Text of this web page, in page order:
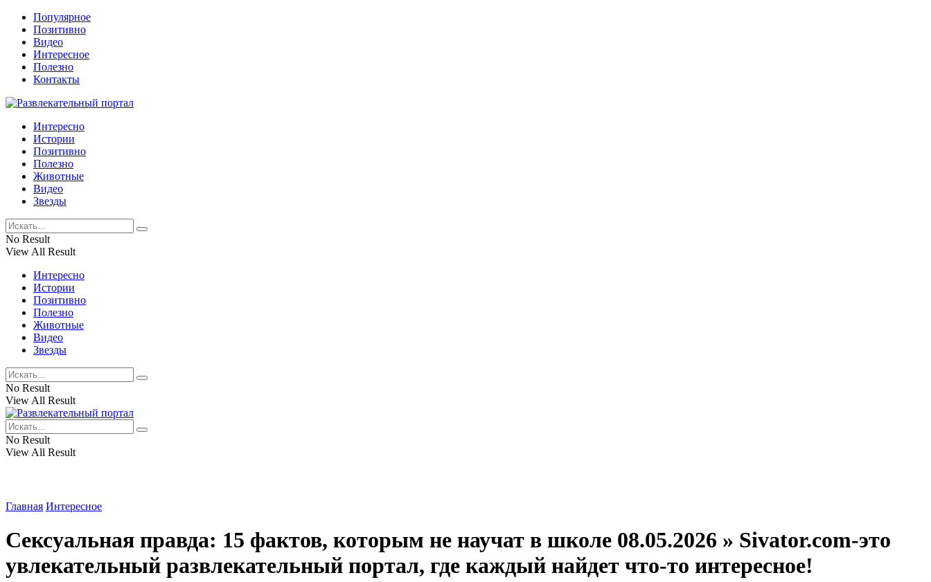
Популярное
Позитивно
Видео
Интересное
Полезно
Контакты
Интересно
Истории
Позитивно
Полезно
Животные
Видео
Звезды
No Result
View All Result
Интересно
Истории
Позитивно
Полезно
Животные
Видео
Звезды
No Result
View All Result
No Result
View All Result
Главная Интересное
Сексуальная правда: 15 фактов, которым не научат в школе 08.05.2026 » Sivator.com-это
увлекательный развлекательный портал, где каждый найдет что-то интересное!